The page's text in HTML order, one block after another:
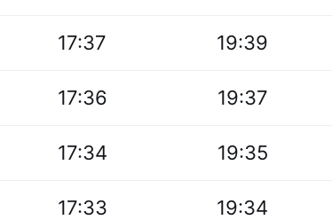
17:37 19:39
17:36 19:37
17:34 19:35
17:33 19:34